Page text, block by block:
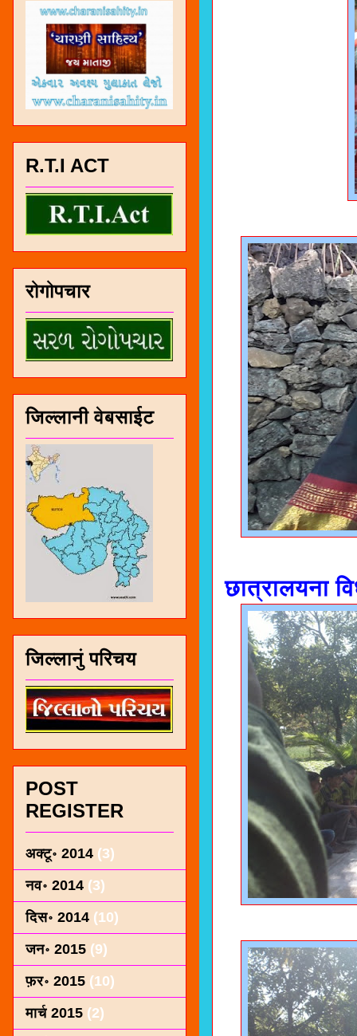
छात्रालयना
R.T.I ACT
रोगोपचार
जिल्लानी वेबसाईट
जिल्लानुं परिचय
POST
REGISTER
अक्टू॰ 2014 (3)
नव॰ 2014 (3)
दिस॰ 2014 (10)
जन॰ 2015 (9)
फ़र॰ 2015 (10)
मार्च 2015 (2)